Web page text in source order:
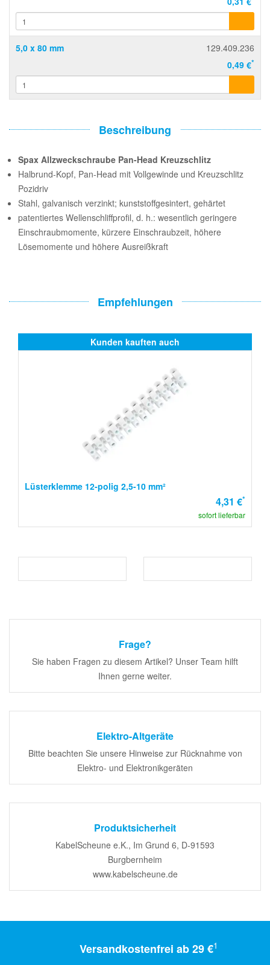
5,0 x 80 mm
129.409.236
0,49 €*
Beschreibung
Spax Allzweckschraube Pan-Head Kreuzschlitz
Halbrund-Kopf, Pan-Head mit Vollgewinde und Kreuzschlitz
Pozidriv
Stahl, galvanisch verzinkt; kunststoffgesintert, gehärtet
patentiertes Wellenschliffprofil, d. h.: wesentlich geringere
Einschraubmomente, kürzere Einschraubzeit, höhere
Lösemomente und höhere Ausreißkraft
Empfehlungen
Kunden kauften auch
Lüsterklemme 12-polig 2,5-10 mm²
4,31 €*
sofort lieferbar
Frage?
Sie haben Fragen zu diesem Artikel? Unser Team hilft
Ihnen gerne weiter.
Elektro-Altgeräte
Bitte beachten Sie unsere Hinweise zur Rücknahme von
Elektro- und Elektronikgeräten
Produktsicherheit
KabelScheune e.K., Im Grund 6, D-91593
Burgbernheim
www.kabelscheune.de
Versandkostenfrei ab 29 €1